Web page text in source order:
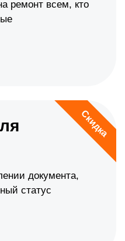
ремонт всем, кто
Скидка
документа,
статус